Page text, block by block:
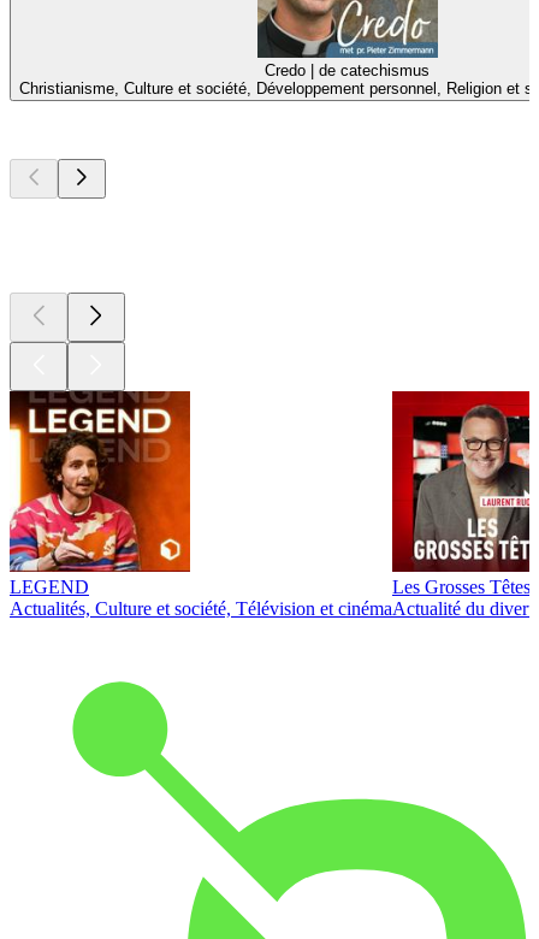
Credo | de catechismus
Christianisme, Culture et société, Développement personnel, Religion et
LEGEND
Actualités, Culture et société, Télévision et cinéma
Les Grosses Têtes
Actualité du